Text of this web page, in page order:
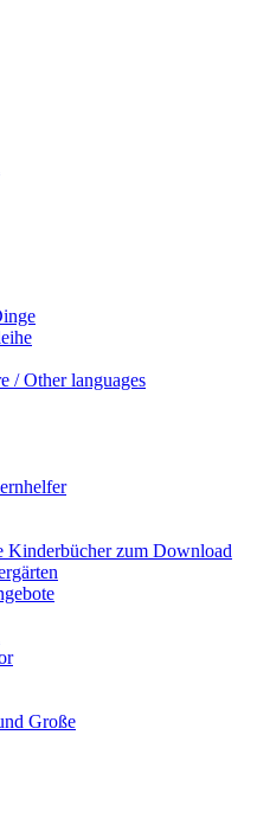
/ Other languages
Kinderbücher zum Download
Große